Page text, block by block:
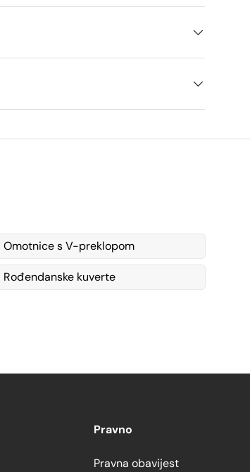
Omotnice s V-preklopom
Rođendanske kuverte
Pravno
Pravna obavijest